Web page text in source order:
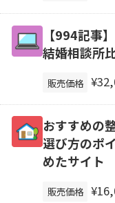
【994記事
結婚相談所
販売価格
おすすめの
選び方のポ
めたサイト
販売価格